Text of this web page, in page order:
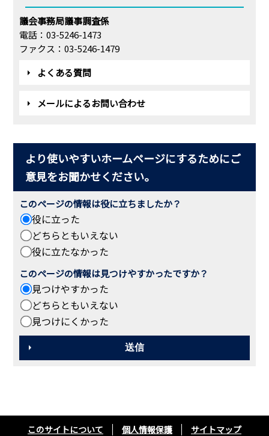
議会事務局議事調査係
電話：03-5246-1473
ファクス：03-5246-1479
よくある質問
メールによるお問い合わせ
より使いやすいホームページにするためにご
意見をお聞かせください。
このページの情報は役に立ちましたか？
役に立った
どちらともいえない
役に立たなかった
このページの情報は見つけやすかったですか？
見つけやすかった
どちらともいえない
見つけにくかった
このサイトについて 個人情報保護 サイトマップ